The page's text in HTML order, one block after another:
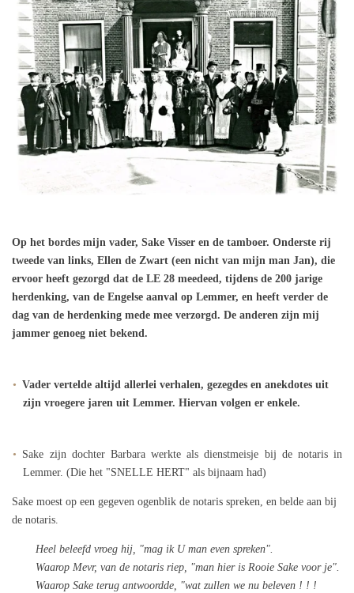
Op het bordes mijn vader, Sake Visser en de tamboer. Onderste rij
tweede van links, Ellen de Zwart (een nicht van mijn man Jan), die
ervoor heeft gezorgd dat de LE 28 meedeed, tijdens de 200 jarige
herdenking, van de Engelse aanval op Lemmer, en heeft verder de
dag van de herdenking mede mee verzorgd. De anderen zijn mij
jammer genoeg niet bekend.
Vader vertelde altijd allerlei verhalen, gezegdes en anekdotes uit
zijn vroegere jaren uit Lemmer. Hiervan volgen er enkele.
Sake zijn dochter Barbara werkte als dienstmeisje bij de notaris in
Lemmer. (Die het "SNELLE HERT" als bijnaam had)
Sake moest op een gegeven ogenblik de notaris spreken, en belde aan bij
de notaris.
Heel beleefd vroeg hij, "mag ik U man even spreken".
Waarop Mevr, van de notaris riep, "man hier is Rooie Sake voor je".
Waarop Sake terug antwoordde, "wat zullen we nu beleven ! ! !